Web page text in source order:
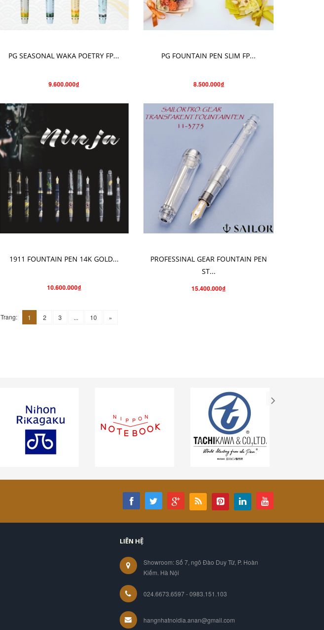
PG SEASONAL WAKA POETRY FP...
9.600.000₫
PG FOUNTAIN PEN SLIM FP...
8.500.000₫
1911 FOUNTAIN PEN 14K GOLD...
10.600.000₫
PROFESSINAL GEAR FOUNTAIN PEN
ST...
15.400.000₫
Trang: 1 2 3 ... 10 »
LIÊN HỆ
Showroom: Số 7, ngõ Đào Duy Từ, P. Hoàn
Kiếm. Hà Nội
024.6673.6597 - 0983.151.103
hangnhatnoidia.anan@gmail.com